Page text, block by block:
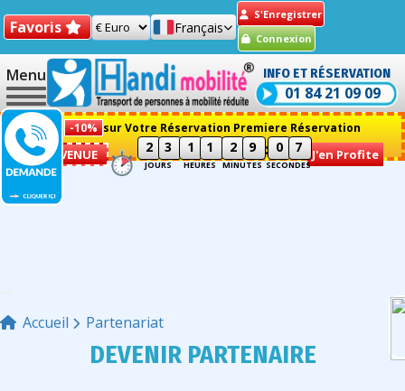
Favoris Français
S'Enregistrer
Connexion
Menu INFO ET RÉSERVATION
01 84 21 09 09
-10% sur Votre Réservation Premiere Réservation
BIENVENUE 2 3
JOURS
: 1 1
HEURES
: 2 9
MINUTES
: 0 7
SECONDES
J'en Profite
Accueil Partenariat
DEVENIR PARTENAIRE